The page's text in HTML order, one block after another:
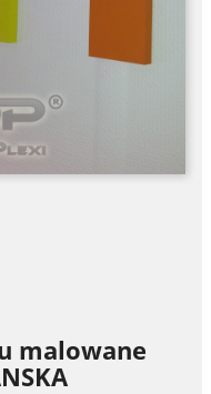
malowane